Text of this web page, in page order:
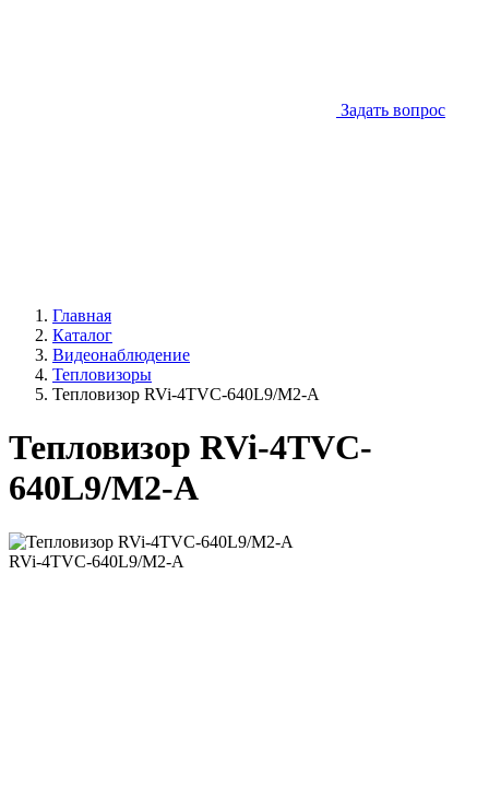
Задать вопрос
Главная
Каталог
Видеонаблюдение
Тепловизоры
Тепловизор RVi-4TVC-640L9/M2-A
Тепловизор RVi-4TVC-
640L9/M2-A
RVi-4TVC-640L9/M2-A